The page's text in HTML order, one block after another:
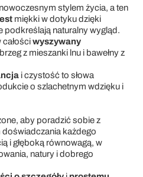
stylem życia, a ten
miękki w dotyku dzięki
podkreślają naturalny wygląd.
całościwyszywany
z mieszanki lnu i bawełny z
i czystość to słowa
o szlachetnym wdzięku i
aby poradzić sobie z
każdego
i głęboką równowagą, w
natury i dobrego